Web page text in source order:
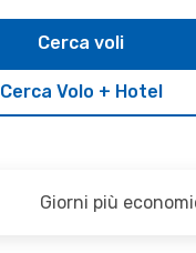
Cerca Volo + Hotel
Cerca voli
Giorni più